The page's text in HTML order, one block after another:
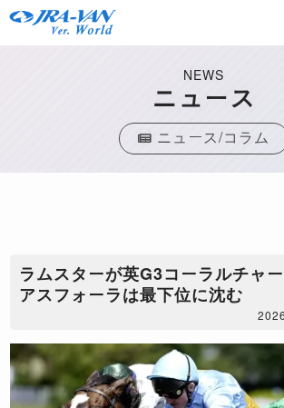
NEWS
ニュース
ニュース/コラム
ラムスターが英G3コーラルチャー
アスフォーラは最下位に沈む